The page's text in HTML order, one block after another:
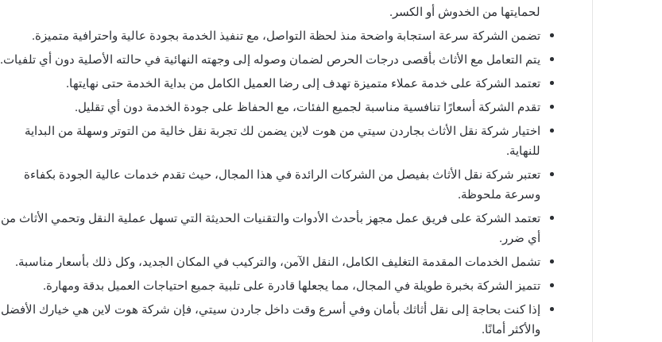
لحمايتها من الخدوش أو الكسر.
تضمن الشركة سرعة استجابة واضحة منذ لحظة التواصل، مع تنفيذ الخدمة بجودة عالية واحترافية متميزة.
يتم التعامل مع الأثاث بأقصى درجات الحرص لضمان وصوله إلى وجهته النهائية في حالته الأصلية دون أي تلفيات.
تعتمد الشركة على خدمة عملاء متميزة تهدف إلى رضا العميل الكامل من بداية الخدمة حتى نهايتها.
تقدم الشركة أسعارًا تنافسية مناسبة لجميع الفئات، مع الحفاظ على جودة الخدمة دون أي تقليل.
اختيار شركة نقل الأثاث بجاردن سيتي من هوت لاين يضمن لك تجربة نقل خالية من التوتر وسهلة من البداية
للنهاية.
تعتبر شركة نقل الأثاث بفيصل من الشركات الرائدة في هذا المجال، حيث تقدم خدمات عالية الجودة بكفاءة
وسرعة ملحوظة.
تعتمد الشركة على فريق عمل مجهز بأحدث الأدوات والتقنيات الحديثة التي تسهل عملية النقل وتحمي الأثاث من
أي ضرر.
تشمل الخدمات المقدمة التغليف الكامل، النقل الآمن، والتركيب في المكان الجديد، وكل ذلك بأسعار مناسبة.
تتميز الشركة بخبرة طويلة في المجال، مما يجعلها قادرة على تلبية جميع احتياجات العميل بدقة ومهارة.
إذا كنت بحاجة إلى نقل أثاثك بأمان وفي أسرع وقت داخل جاردن سيتي، فإن شركة هوت لاين هي خيارك الأفضل
والأكثر أمانًا.